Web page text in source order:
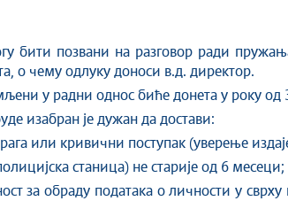
бити позвани на разговор ради
о чему одлуку доноси в.д. директор.
у радни однос биће донета у року од
изабран је дужан да достави:
или кривични поступак (уверење
станица) не старије од 6 месеци;
за обраду података о личности у